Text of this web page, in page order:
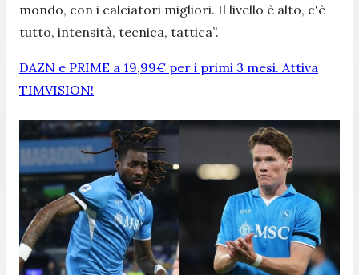
mondo, con i calciatori migliori. Il livello è alto, c'è
tutto, intensità, tecnica, tattica”.
DAZN e PRIME a 19,99€ per i primi 3 mesi. Attiva
TIMVISION!